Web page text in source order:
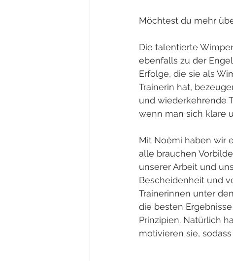
Möchtest du mehr
Die talentierte
ebenfalls zu der
Erfolge, die sie als
Trainerin hat,
und wiederkehrende
wenn man sich klare
Mit Noèmi haben wir
alle brauchen
unserer Arbeit und
Bescheidenheit und
Trainerinnen unter
die besten
Prinzipien. Natürlich
motivieren sie,